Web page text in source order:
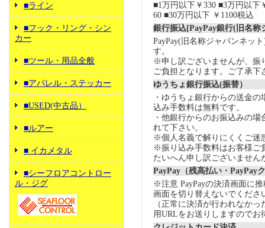
■ライン
■フック・リング・シン
カー
■ツール・用品全般
■アパレル・ステッカー
■USED(中古品）
■ルアー
■ イカメタル
■シーフロアコントロー
ル・ジグ
■1万円以下￥330 ■3万円以下
60 ■30万円以下 ￥1100税込
銀行振込[PayPay銀行(旧名称
PayPay(旧名称ジャパンネッ
す。
※申し訳ございませんが、振
ご負担となります。ご了承下
ゆうちょ銀行振込(振替）
・ゆうちょ銀行からの送金
込み手数料は無料です。
・他銀行からのお振込みの場
れて下さい。
※個人名義で解りにくくご迷
※振り込み手数料はお客様ご
たいへん申し訳ございません
PayPay（残高払い・PayPay
※注意 PayPayの決済画面に
画面を切り替えないでくださ
（正常に決済が行われなか
用URLをお送りしますのでお